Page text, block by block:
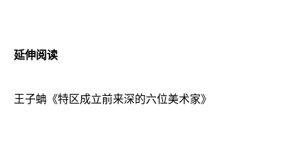
延伸阅读
王子蚺《特区成立前来深的六位美术家》